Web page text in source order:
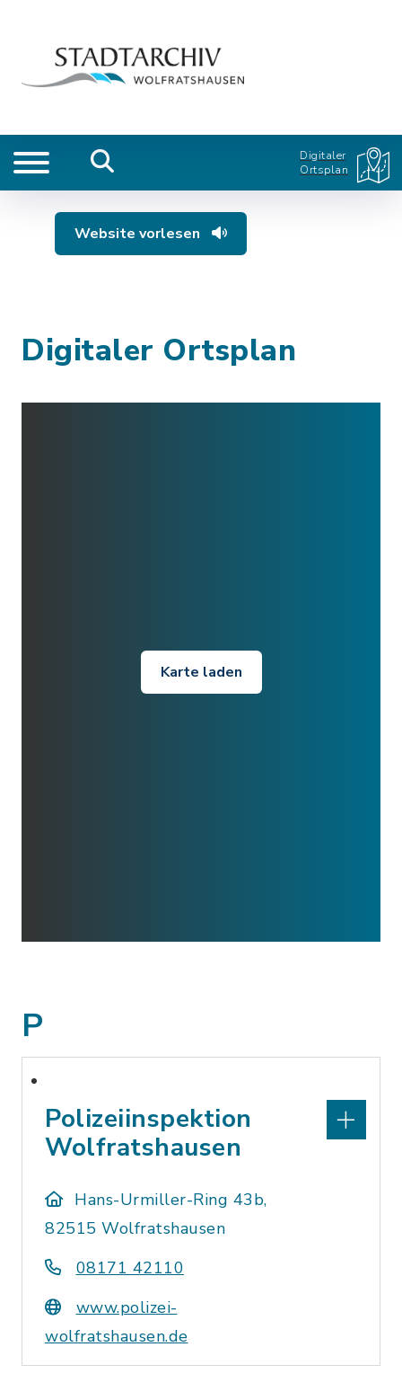
Digitaler
Ortsplan
Website vorlesen
Digitaler Ortsplan
Karte laden
P
Polizeiinspektion
Wolfratshausen
Hans-Urmiller-Ring 43b,
82515 Wolfratshausen
08171 42110
www.polizei-
wolfratshausen.de